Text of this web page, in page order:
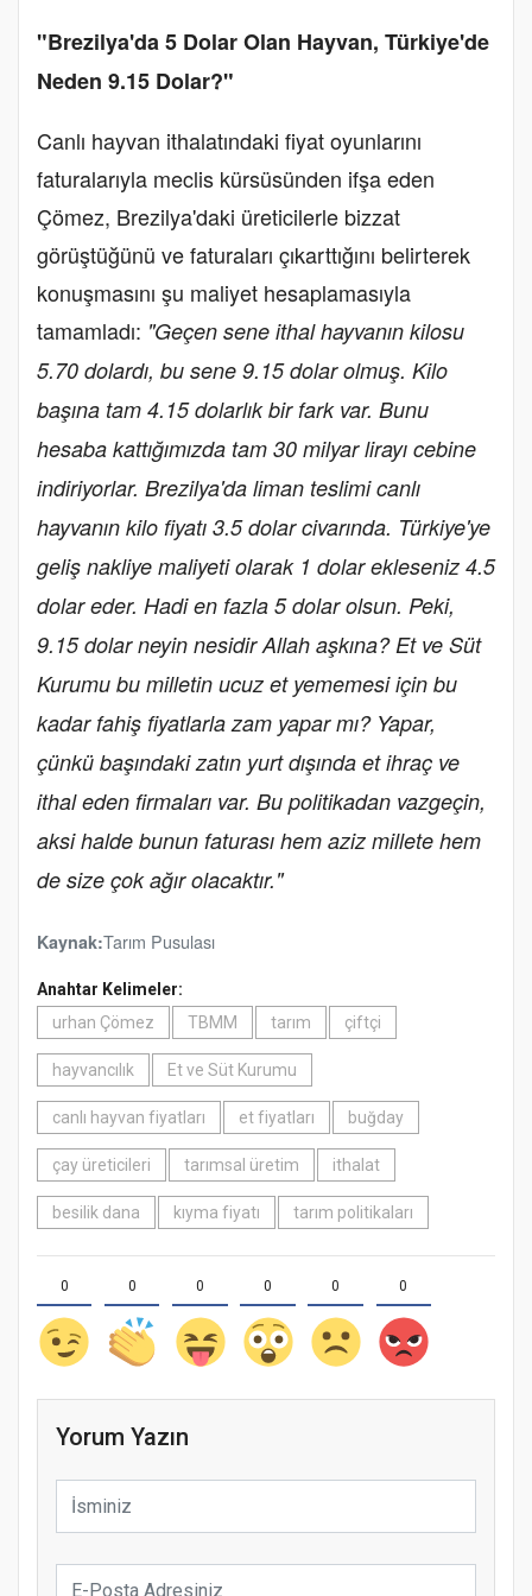
"Brezilya'da 5 Dolar Olan Hayvan, Türkiye'de
Neden 9.15 Dolar?"
Canlı hayvan ithalatındaki fiyat oyunlarını
faturalarıyla meclis kürsüsünden ifşa eden
Çömez, Brezilya'daki üreticilerle bizzat
görüştüğünü ve faturaları çıkarttığını belirterek
konuşmasını şu maliyet hesaplamasıyla
tamamladı: "Geçen sene ithal hayvanın kilosu
5.70 dolardı, bu sene 9.15 dolar olmuş. Kilo
başına tam 4.15 dolarlık bir fark var. Bunu
hesaba kattığımızda tam 30 milyar lirayı cebine
indiriyorlar. Brezilya'da liman teslimi canlı
hayvanın kilo fiyatı 3.5 dolar civarında. Türkiye'ye
geliş nakliye maliyeti olarak 1 dolar ekleseniz 4.5
dolar eder. Hadi en fazla 5 dolar olsun. Peki,
9.15 dolar neyin nesidir Allah aşkına? Et ve Süt
Kurumu bu milletin ucuz et yememesi için bu
kadar fahiş fiyatlarla zam yapar mı? Yapar,
çünkü başındaki zatın yurt dışında et ihraç ve
ithal eden firmaları var. Bu politikadan vazgeçin,
aksi halde bunun faturası hem aziz millete hem
de size çok ağır olacaktır."
Kaynak:Tarım Pusulası
Anahtar Kelimeler:
urhan Çömez
TBMM tarım çiftçi
hayvancılık Et ve Süt Kurumu
canlı hayvan fiyatları et fiyatları buğday
çay üreticileri tarımsal üretim ithalat
besilik dana kıyma fiyatı tarım politikaları
0 0 0 0 0 0
Yorum Yazın